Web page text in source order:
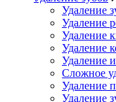
Удаление
Удаление
Удаление
Удаление
Удаление
Сложное
Удаление
Удаление